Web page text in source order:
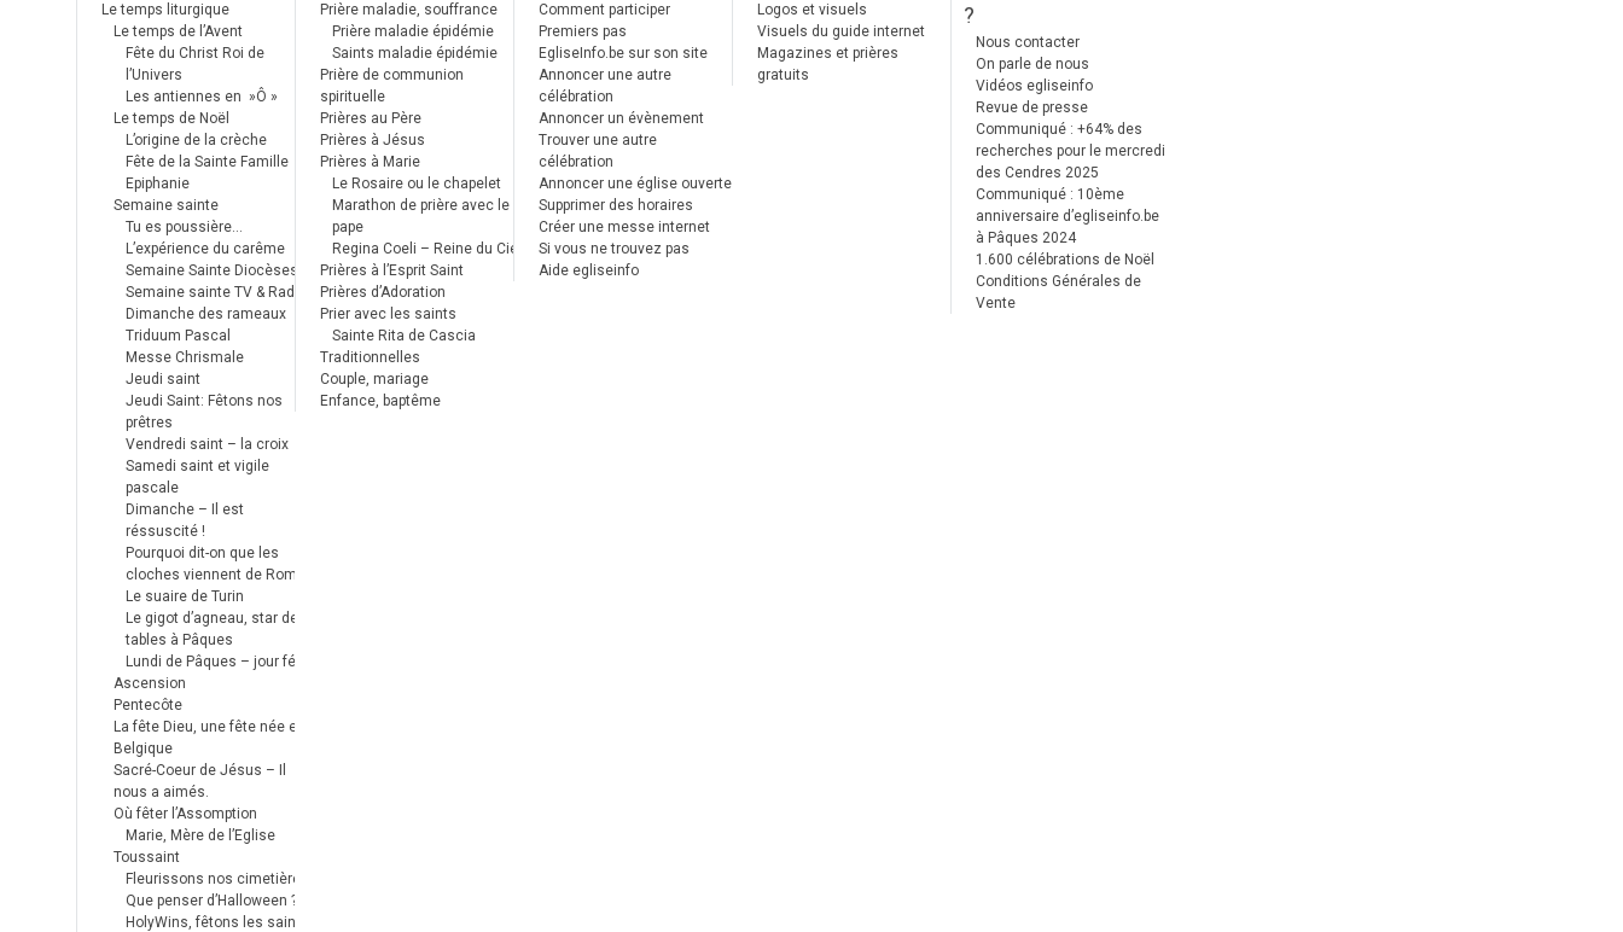
Le temps liturgique
Le temps de l’Avent
Fête du Christ Roi de
l’Univers
Les antiennes en »Ô »
Le temps de Noël
L’origine de la crèche
Fête de la Sainte Famille
Epiphanie
Semaine sainte
Tu es poussière…
L’expérience du carême
Semaine Sainte Diocèses
Semaine sainte TV & Radio
Dimanche des rameaux
Triduum Pascal
Messe Chrismale
Jeudi saint
Jeudi Saint: Fêtons nos
prêtres
Vendredi saint – la croix
Samedi saint et vigile
pascale
Dimanche – Il est
réssuscité !
Pourquoi dit-on que les
cloches viennent de Rome ?
Le suaire de Turin
Le gigot d’agneau, star des
tables à Pâques
Lundi de Pâques – jour férié
Ascension
Pentecôte
La fête Dieu, une fête née en
Belgique
Sacré-Coeur de Jésus – Il
nous a aimés.
Où fêter l’Assomption
Marie, Mère de l’Eglise
Toussaint
Fleurissons nos cimetières
Que penser d’Halloween ?
HolyWins, fêtons les saints !
Prière maladie, souffrance
Prière maladie épidémie
Saints maladie épidémie
Prière de communion
spirituelle
Prières au Père
Prières à Jésus
Prières à Marie
Le Rosaire ou le chapelet
Marathon de prière avec le
pape
Regina Coeli – Reine du Ciel
Prières à l’Esprit Saint
Prières d’Adoration
Prier avec les saints
Sainte Rita de Cascia
Traditionnelles
Couple, mariage
Enfance, baptême
Comment participer
Premiers pas
EgliseInfo.be sur son site
Annoncer une autre
célébration
Annoncer un évènement
Trouver une autre
célébration
Annoncer une église ouverte
Supprimer des horaires
Créer une messe internet
Si vous ne trouvez pas
Aide egliseinfo
Logos et visuels
Visuels du guide internet
Magazines et prières
gratuits
?
Nous contacter
On parle de nous
Vidéos egliseinfo
Revue de presse
Communiqué : +64% des
recherches pour le mercredi
des Cendres 2025
Communiqué : 10ème
anniversaire d’egliseinfo.be
à Pâques 2024
1.600 célébrations de Noël
Conditions Générales de
Vente